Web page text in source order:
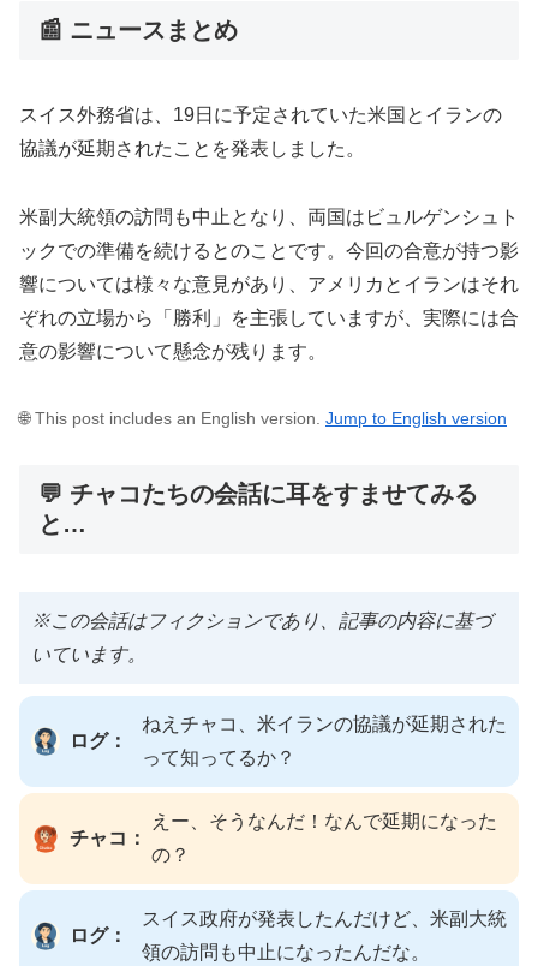
📰 ニュースまとめ
スイス外務省は、19日に予定されていた米国とイランの
協議が延期されたことを発表しました。
米副大統領の訪問も中止となり、両国はビュルゲンシュト
ックでの準備を続けるとのことです。今回の合意が持つ影
響については様々な意見があり、アメリカとイランはそれ
ぞれの立場から「勝利」を主張していますが、実際には合
意の影響について懸念が残ります。
🌐 This post includes an English version. Jump to English version
💬 チャコたちの会話に耳をすませてみる
と…
※この会話はフィクションであり、記事の内容に基づ
いています。
ログ：
ねえチャコ、米イランの協議が延期された
って知ってるか？
チャコ：
えー、そうなんだ！なんで延期になった
の？
ログ：
スイス政府が発表したんだけど、米副大統
領の訪問も中止になったんだな。